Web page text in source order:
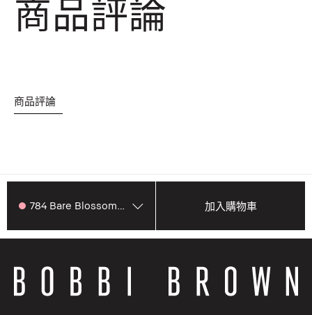
商品評論
商品評論
加入購物車